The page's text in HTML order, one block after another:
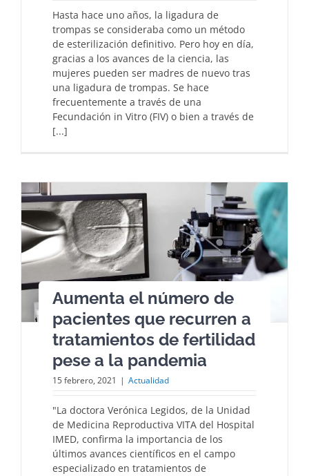
Hasta hace uno años, la ligadura de
trompas se consideraba como un método
de esterilización definitivo. Pero hoy en día,
gracias a los avances de la ciencia, las
mujeres pueden ser madres de nuevo tras
una ligadura de trompas. Se hace
frecuentemente a través de una
Fecundación in Vitro (FIV) o bien a través de
[...]
Aumenta el número de
pacientes que recurren a
tratamientos de fertilidad
pese a la pandemia
15 febrero, 2021 | Actualidad
"La doctora Verónica Legidos, de la Unidad
de Medicina Reproductiva VITA del Hospital
IMED, confirma la importancia de los
últimos avances científicos en el campo
especializado en tratamientos de